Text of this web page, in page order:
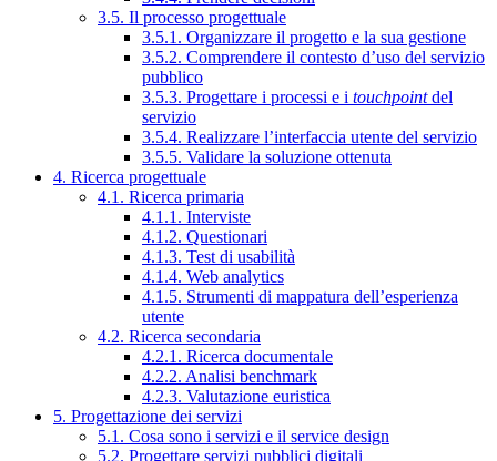
3.5. Il processo progettuale
3.5.1. Organizzare il progetto e la sua gestione
3.5.2. Comprendere il contesto d’uso del servizio
pubblico
3.5.3. Progettare i processi e i touchpointdel
servizio
3.5.4. Realizzare l’interfaccia utente del servizio
3.5.5. Validare la soluzione ottenuta
4. Ricerca progettuale
4.1. Ricerca primaria
4.1.1. Interviste
4.1.2. Questionari
4.1.3. Test di usabilità
4.1.4. Web analytics
4.1.5. Strumenti di mappatura dell’esperienza
utente
4.2. Ricerca secondaria
4.2.1. Ricerca documentale
4.2.2. Analisi benchmark
4.2.3. Valutazione euristica
5. Progettazione dei servizi
5.1. Cosa sono i servizi e il service design
5.2. Progettare servizi pubblici digitali